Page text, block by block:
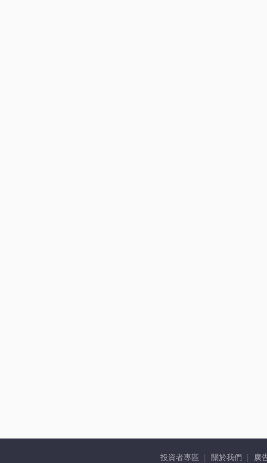
投資者專區 關於我們 廣